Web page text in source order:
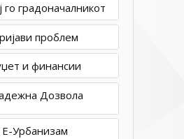
градоначалникот
проблем
и финансии
Дозвола
Е-Урбанизам